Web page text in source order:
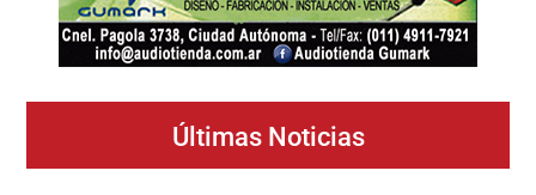
Últimas Noticias